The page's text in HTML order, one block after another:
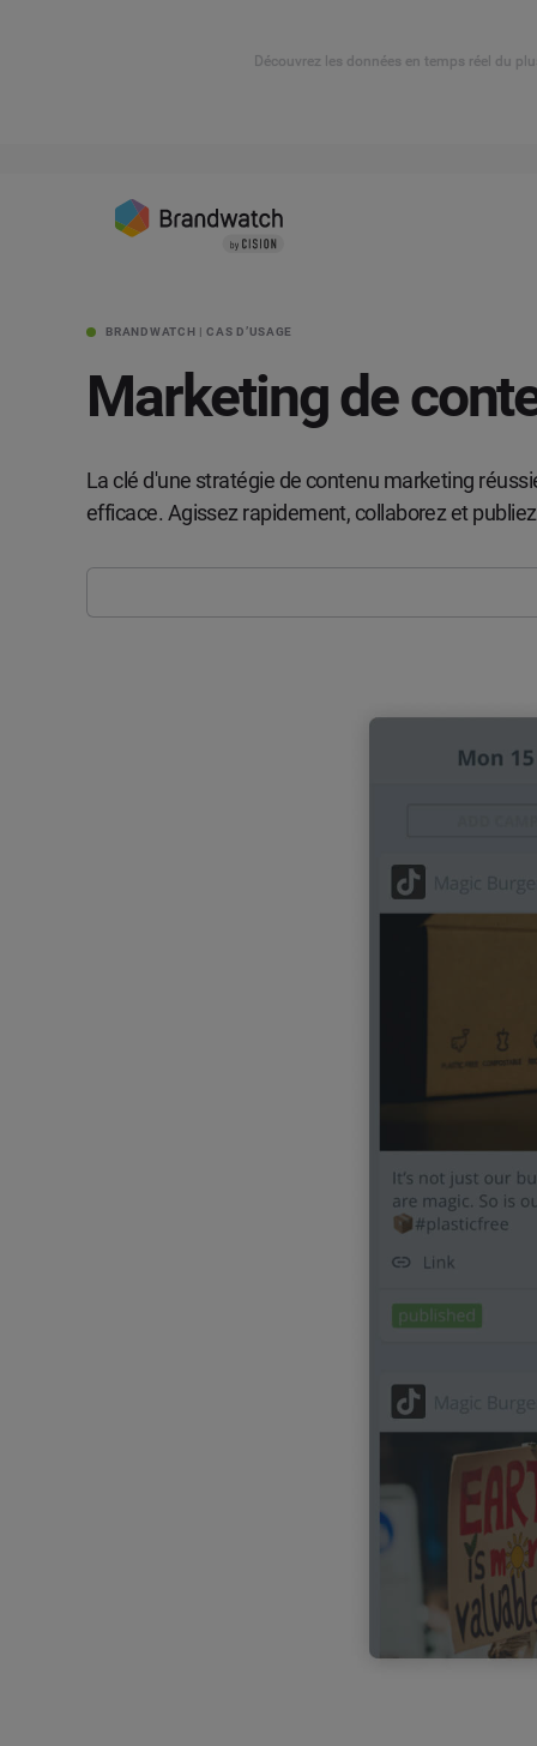
Découvrez les données en temps réel du
BRANDWATCH | CAS D’USAGE
Marketing de
La clé d'une stratégie de contenu marketing
efficace. Agissez rapidement, collaborez et